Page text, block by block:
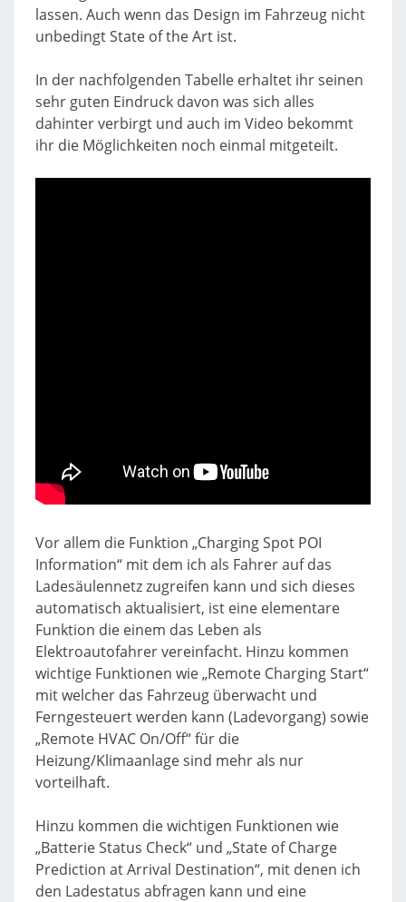
lassen. Auch wenn das Design im Fahrzeug nicht
unbedingt State of the Art ist.
In der nachfolgenden Tabelle erhaltet ihr seinen
sehr guten Eindruck davon was sich alles
dahinter verbirgt und auch im Video bekommt
ihr die Möglichkeiten noch einmal mitgeteilt.
Vor allem die Funktion „Charging Spot POI
Information“ mit dem ich als Fahrer auf das
Ladesäulennetz zugreifen kann und sich dieses
automatisch aktualisiert, ist eine elementare
Funktion die einem das Leben als
Elektroautofahrer vereinfacht. Hinzu kommen
wichtige Funktionen wie „Remote Charging Start“
mit welcher das Fahrzeug überwacht und
Ferngesteuert werden kann (Ladevorgang) sowie
„Remote HVAC On/Off“ für die
Heizung/Klimaanlage sind mehr als nur
vorteilhaft.
Hinzu kommen die wichtigen Funktionen wie
„Batterie Status Check“ und „State of Charge
Prediction at Arrival Destination“, mit denen ich
den Ladestatus abfragen kann und eine